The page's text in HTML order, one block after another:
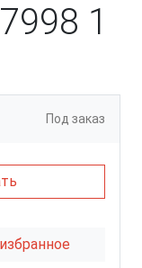
1
Под заказ